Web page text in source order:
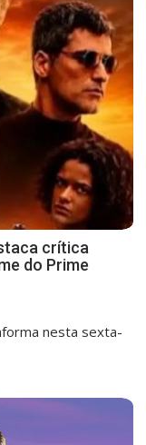
crítica
do Prime
nesta sexta-